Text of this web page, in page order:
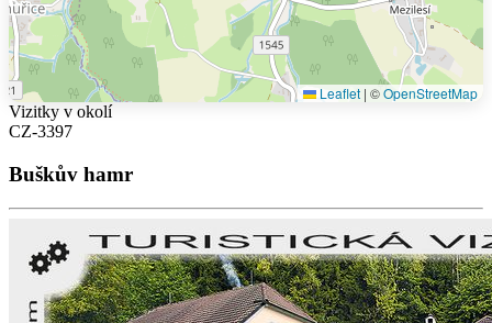
Leaflet | ©OpenStreetMap
Vizitky v okolí
CZ-3397
Buškův hamr